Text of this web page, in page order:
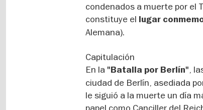
condenados a muerte por el
constituye el lugar
Alemana).
Capitulación
En la"Batalla por Berlín",
ciudad de Berlín, asediada
le siguió a la muerte un día